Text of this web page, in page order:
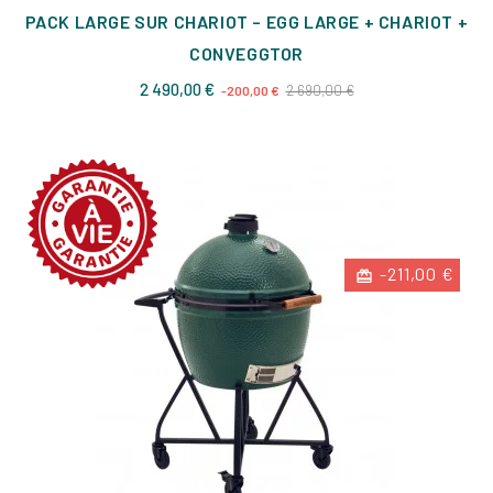
PACK LARGE SUR CHARIOT – EGG LARGE + CHARIOT +
CONVEGGTOR
2 490,00 € Prix
-200,00 € 2 690,00 €Prix
-211,00 €